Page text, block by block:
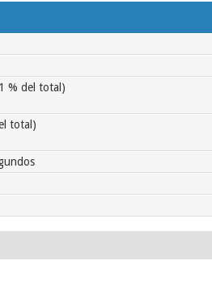
% del total)
total)